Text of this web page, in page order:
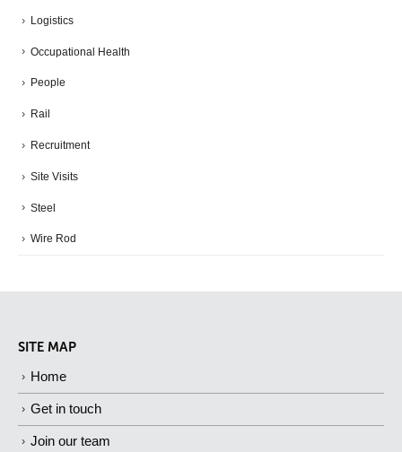
Logistics
Occupational Health
People
Rail
Recruitment
Site Visits
Steel
Wire Rod
SITE MAP
Home
Get in touch
Join our team